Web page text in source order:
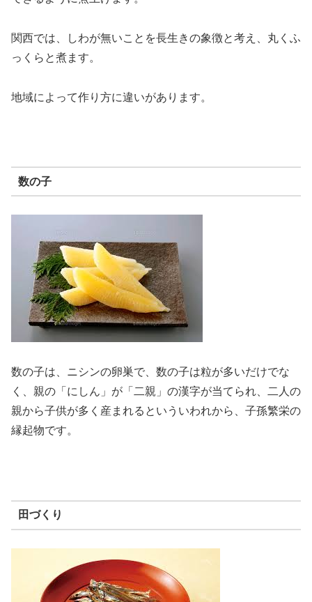
関西では、しわが無いことを長生きの象徴と考え、丸くふ
っくらと煮ます。
地域によって作り方に違いがあります。
数の子
数の子は、ニシンの卵巣で、数の子は粒が多いだけでな
く、親の「にしん」が「二親」の漢字が当てられ、二人の
親から子供が多く産まれるといういわれから、子孫繁栄の
縁起物です。
田づくり